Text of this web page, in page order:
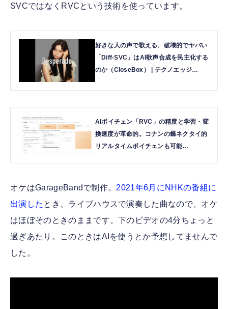
SVCではなくRVCという技術を使っています。
好きな人の声で歌える、破壊的でヤバい
「Diff-SVC」はAI歌声合成を民主化する
のか（CloseBox） | テクノエッジ
AIボイチェン「RVC」の精度と学習・変
換速度が革命的。コナンの蝶ネクタイ的
リアルタイムボイチェンも可能
オケはGarageBandで制作。2021年6月にNHKの番組に
出演した とき、ライブハウスで演奏した曲なので、オケ
はほぼそのときのままです。下のビデオの4分ちょっと
過ぎあたり。このときはAIを使うとか予想してませんで
した。